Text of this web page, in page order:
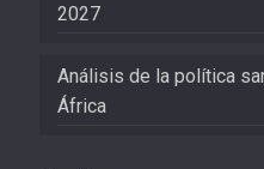
2027
Análisis de la política
África